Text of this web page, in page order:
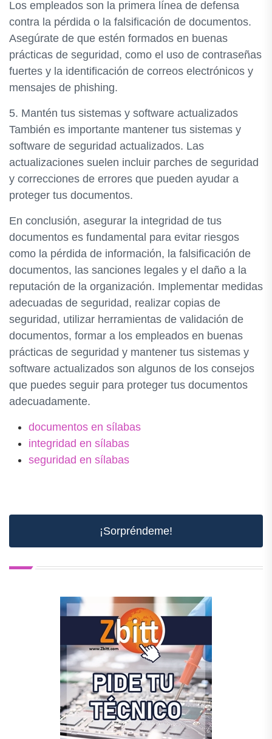
Los empleados son la primera línea de defensa
contra la pérdida o la falsificación de documentos.
Asegúrate de que estén formados en buenas
prácticas de seguridad, como el uso de contraseñas
fuertes y la identificación de correos electrónicos y
mensajes de phishing.
5. Mantén tus sistemas y software actualizados
También es importante mantener tus sistemas y
software de seguridad actualizados. Las
actualizaciones suelen incluir parches de seguridad
y correcciones de errores que pueden ayudar a
proteger tus documentos.
En conclusión, asegurar la integridad de tus
documentos es fundamental para evitar riesgos
como la pérdida de información, la falsificación de
documentos, las sanciones legales y el daño a la
reputación de la organización. Implementar medidas
adecuadas de seguridad, realizar copias de
seguridad, utilizar herramientas de validación de
documentos, formar a los empleados en buenas
prácticas de seguridad y mantener tus sistemas y
software actualizados son algunos de los consejos
que puedes seguir para proteger tus documentos
adecuadamente.
documentos en sílabas
integridad en sílabas
seguridad en sílabas
¡Sorpréndeme!